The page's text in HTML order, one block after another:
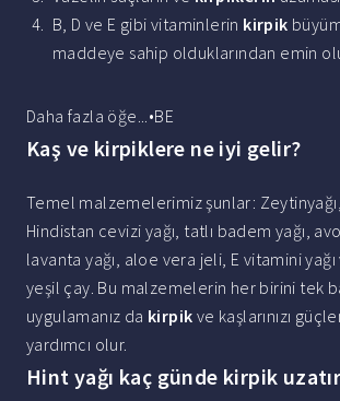
B, D ve E gibi vitaminlerin kirpik
maddeye sahip olduklarından emin
Daha fazla öğe...•BE
Kaş ve kirpiklere ne iyi gelir?
Temel malzemelerimiz şunlar: Zeytinyağı,
Hindistan cevizi yağı, tatlı badem yağı,
lavanta yağı, aloe vera jeli, E vitamini
yeşil çay. Bu malzemelerin her birini tek
uygulamanız da kirpik ve kaşlarınızı
yardımcı olur.
Hint yağı kaç günde kirpik